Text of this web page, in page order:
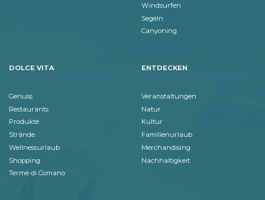
Windsurfen
Segeln
Canyoning
DOLCE VITA
Genuss
Restaurants
Produkte
Strände
Wellnessurlaub
Shopping
Terme di Comano
ENTDECKEN
Veranstaltungen
Natur
Kultur
Familienurlaub
Merchandising
Nachhaltigkeit